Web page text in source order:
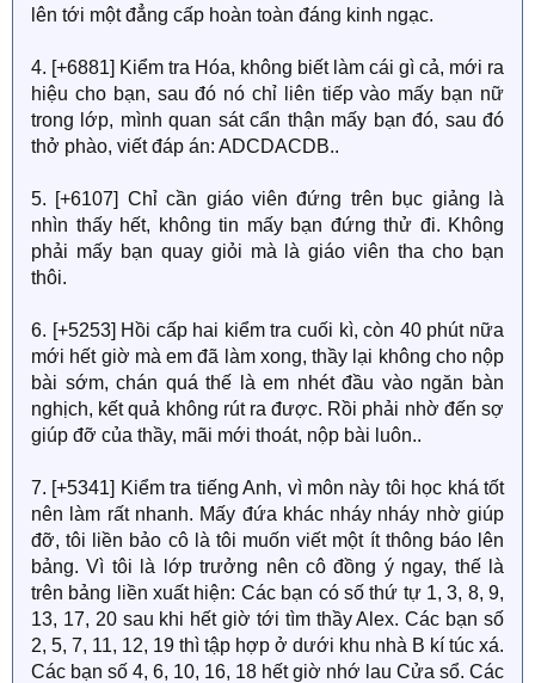
lên tới một đẳng cấp hoàn toàn đáng kinh ngạc.
4. [+6881] Kiểm tra Hóa, không biết làm cái gì cả, mới ra
hiệu cho bạn, sau đó nó chỉ liên tiếp vào mấy bạn nữ
trong lớp, mình quan sát cẩn thận mấy bạn đó, sau đó
thở phào, viết đáp án: ADCDACDB..
5. [+6107] Chỉ cần giáo viên đứng trên bục giảng là
nhìn thấy hết, không tin mấy bạn đứng thử đi. Không
phải mấy bạn quay giỏi mà là giáo viên tha cho bạn
thôi.
6. [+5253] Hồi cấp hai kiểm tra cuối kì, còn 40 phút nữa
mới hết giờ mà em đã làm xong, thầy lại không cho nộp
bài sớm, chán quá thế là em nhét đầu vào ngăn bàn
nghịch, kết quả không rút ra được. Rồi phải nhờ đến sợ
giúp đỡ của thầy, mãi mới thoát, nộp bài luôn..
7. [+5341] Kiểm tra tiếng Anh, vì môn này tôi học khá tốt
nên làm rất nhanh. Mấy đứa khác nháy nháy nhờ giúp
đỡ, tôi liền bảo cô là tôi muốn viết một ít thông báo lên
bảng. Vì tôi là lớp trưởng nên cô đồng ý ngay, thế là
trên bảng liền xuất hiện: Các bạn có số thứ tự 1, 3, 8, 9,
13, 17, 20 sau khi hết giờ tới tìm thầy Alex. Các bạn số
2, 5, 7, 11, 12, 19 thì tập hợp ở dưới khu nhà B kí túc xá.
Các bạn số 4, 6, 10, 16, 18 hết giờ nhớ lau Cửa sổ. Các